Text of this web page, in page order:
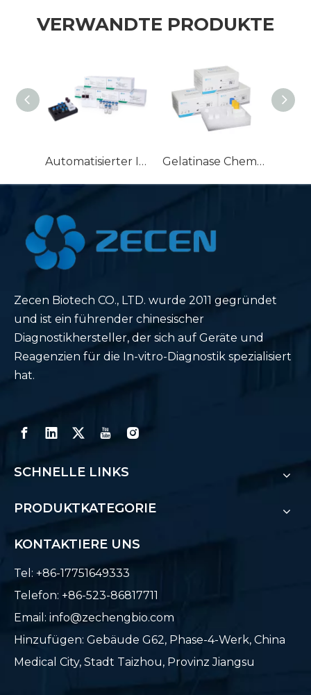
VERWANDTE PRODUKTE
Automatisierter Immunoassay-Analysator für Herzmarker, Homocystein-HCY-Reagenz, CTnI/MYO/CK-MB/NT-Pro-BNP/D-Dimer/BNP/HCY-Kit Gelatinase Chemilumineszenz Linked NGAL Kit Neutrophilen-Nachweis-Lipocalin-Kit für IVD-Neutrophilen-Gelatinase-assoziiertes Lipocalin-Reagenz
Zecen Biotech CO., LTD. wurde 2011 gegründet
und ist ein führender chinesischer
Diagnostikhersteller, der sich auf Geräte und
Reagenzien für die In-vitro-Diagnostik spezialisiert
hat.
SCHNELLE LINKS
PRODUKTKATEGORIE
KONTAKTIERE UNS
Tel: +86-17751649333
Telefon: +86-523-86817711
Email: info@zechengbio.com
Hinzufügen: Gebäude G62, Phase-4-Werk, China
Medical City, Stadt Taizhou, Provinz Jiangsu